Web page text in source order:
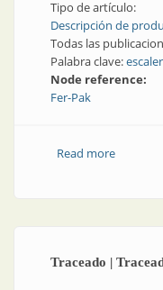
Tipo de artículo:
Descripción de
Todas las
Palabra clave:
Node reference:
Fer-Pak
Read moreabout
Traceado |